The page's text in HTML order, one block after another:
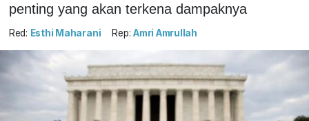
penting yang akan terkena dampaknya
Red: Esthi Maharani Rep: Amri Amrullah